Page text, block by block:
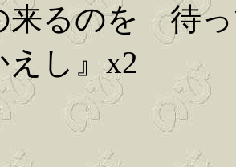
来るのを 待
えし』x2